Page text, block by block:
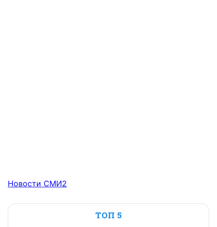
Новости СМИ2
ТОП 5